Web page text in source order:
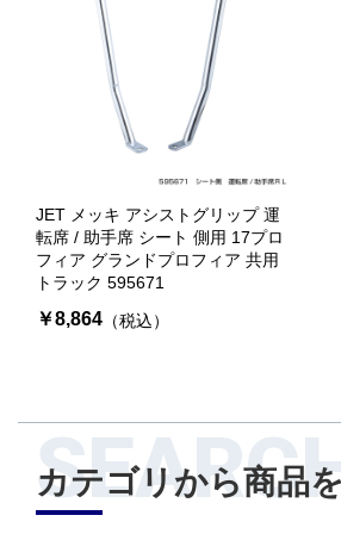
JET メッキ アシストグリップ 運
転席 / 助手席 シート 側用 17プロ
フィア グランドプロフィア 共用
トラック 595671
￥8,864 （税込）
カテゴリから商品